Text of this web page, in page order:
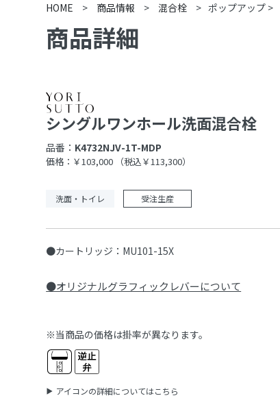
HOME > 商品情報 > 混合栓 > ポップアップ >
商品詳細
シングルワンホール洗面混合栓
品番： K4732NJV-1T-MDP
価格：￥103,000 （税込￥113,300）
洗面・トイレ 受注生産
●カートリッジ：MU101-15X
●オリジナルグラフィックレバーについて
※当商品の価格は掛率が異なります。
アイコンの詳細についてはこちら